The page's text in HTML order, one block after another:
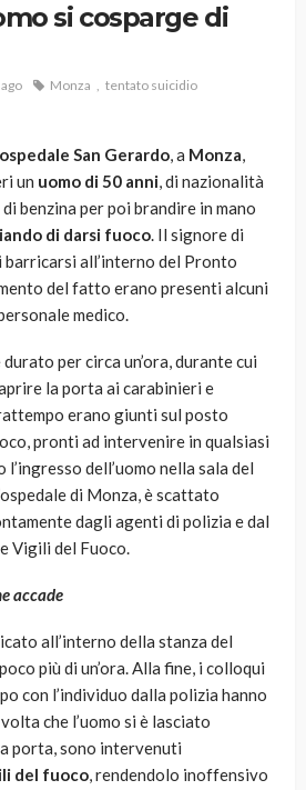
si cosparge di
Monza tentato suicidio
ospedale San Gerardo, a Monza,
un uomo di 50 anni, di nazionalità
benzina per poi brandire in mano
di darsi fuoco. Il signore di
barricarsi all’interno del Pronto
del fatto erano presenti alcuni
medico.
per circa un’ora, durante cui
la porta ai carabinieri e
erano giunti sul posto
pronti ad intervenire in qualsiasi
dell’uomo nella sala del
di Monza, è scattato
dagli agenti di polizia e dal
Vigili del Fuoco.
accade
all’interno della stanza del
più di un’ora. Alla fine, i colloqui
con l’individuo dalla polizia hanno
che l’uomo si è lasciato
porta, sono intervenuti
del fuoco, rendendolo inoffensivo